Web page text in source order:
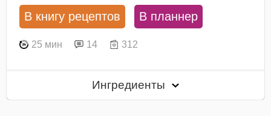
В книгу рецептов В планнер
25 мин 14 312
Ингредиенты